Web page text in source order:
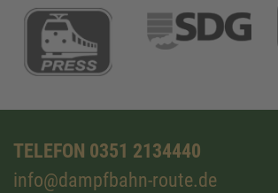
TELEFON 0351 2134440
info@dampfbahn-route.de